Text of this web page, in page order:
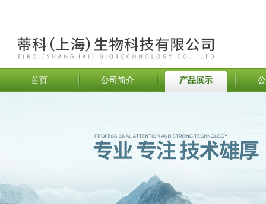
首页 公司简介 产品展示